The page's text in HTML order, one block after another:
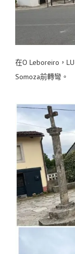
在O Leboreiro，
Somoza前轉彎。